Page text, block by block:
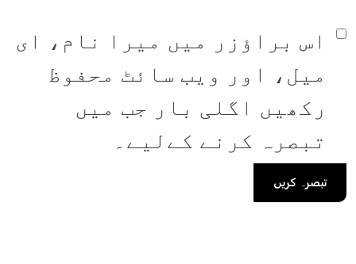
اس براؤزر میں میرا نام، ای
میل، اور ویب سائٹ محفوظ
رکھیں اگلی بار جب میں
تبصرہ کرنے کےلیے۔